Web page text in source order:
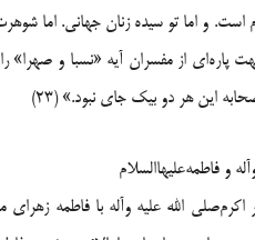
است. و اما تو سيده زنان جهانى. اما
(22) بدين‌جهت پاره‌اى از مفسران آيه
اين هر دو بيك جاى نبود.» (23)
و فاطمه‌عليهاالسلام
اكرم‌صلى الله عليه وآله با فاطمه